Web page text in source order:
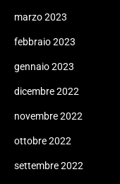
marzo 2023
febbraio 2023
gennaio 2023
dicembre 2022
novembre 2022
ottobre 2022
settembre 2022